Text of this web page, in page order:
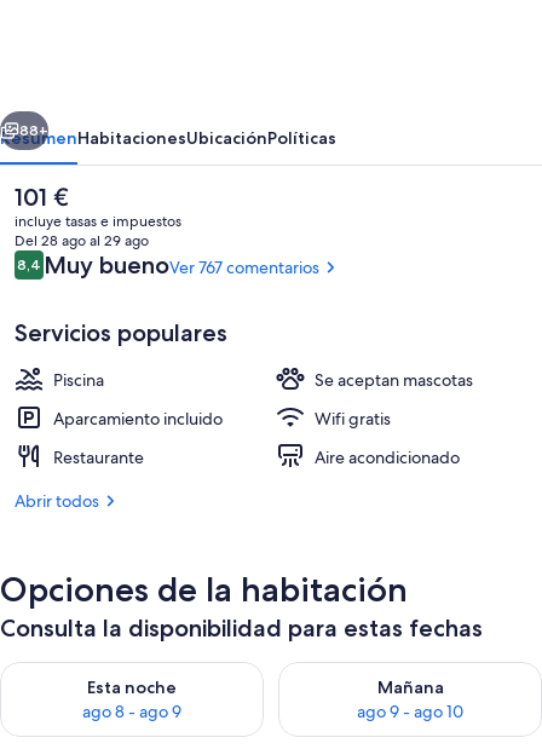
Metz
Technopole
Se ofrece un desayuno a la carta
Siguiente
88+
ResumenHabitacionesUbicaciónPolíticas
El
precio
actual
es
de
101 €
incluye tasas e impuestos
Del 28 ago al 29 ago
Comentarios
8,48,4 de 10
Muy buenoVer 767 comentarios
Servicios populares
Piscina
Se aceptan mascotas
Aparcamiento incluido
Wifi gratis
Restaurante
Aire acondicionado
Abrir todos
Opciones de la habitación
Consulta la disponibilidad para estas fechas
Esta noche
ago 8 - ago 9
Consulta la disponibilidad para esta noche, ago 8 - ago 9
Mañana
ago 9 - ago 10
Consulta la disponibilidad